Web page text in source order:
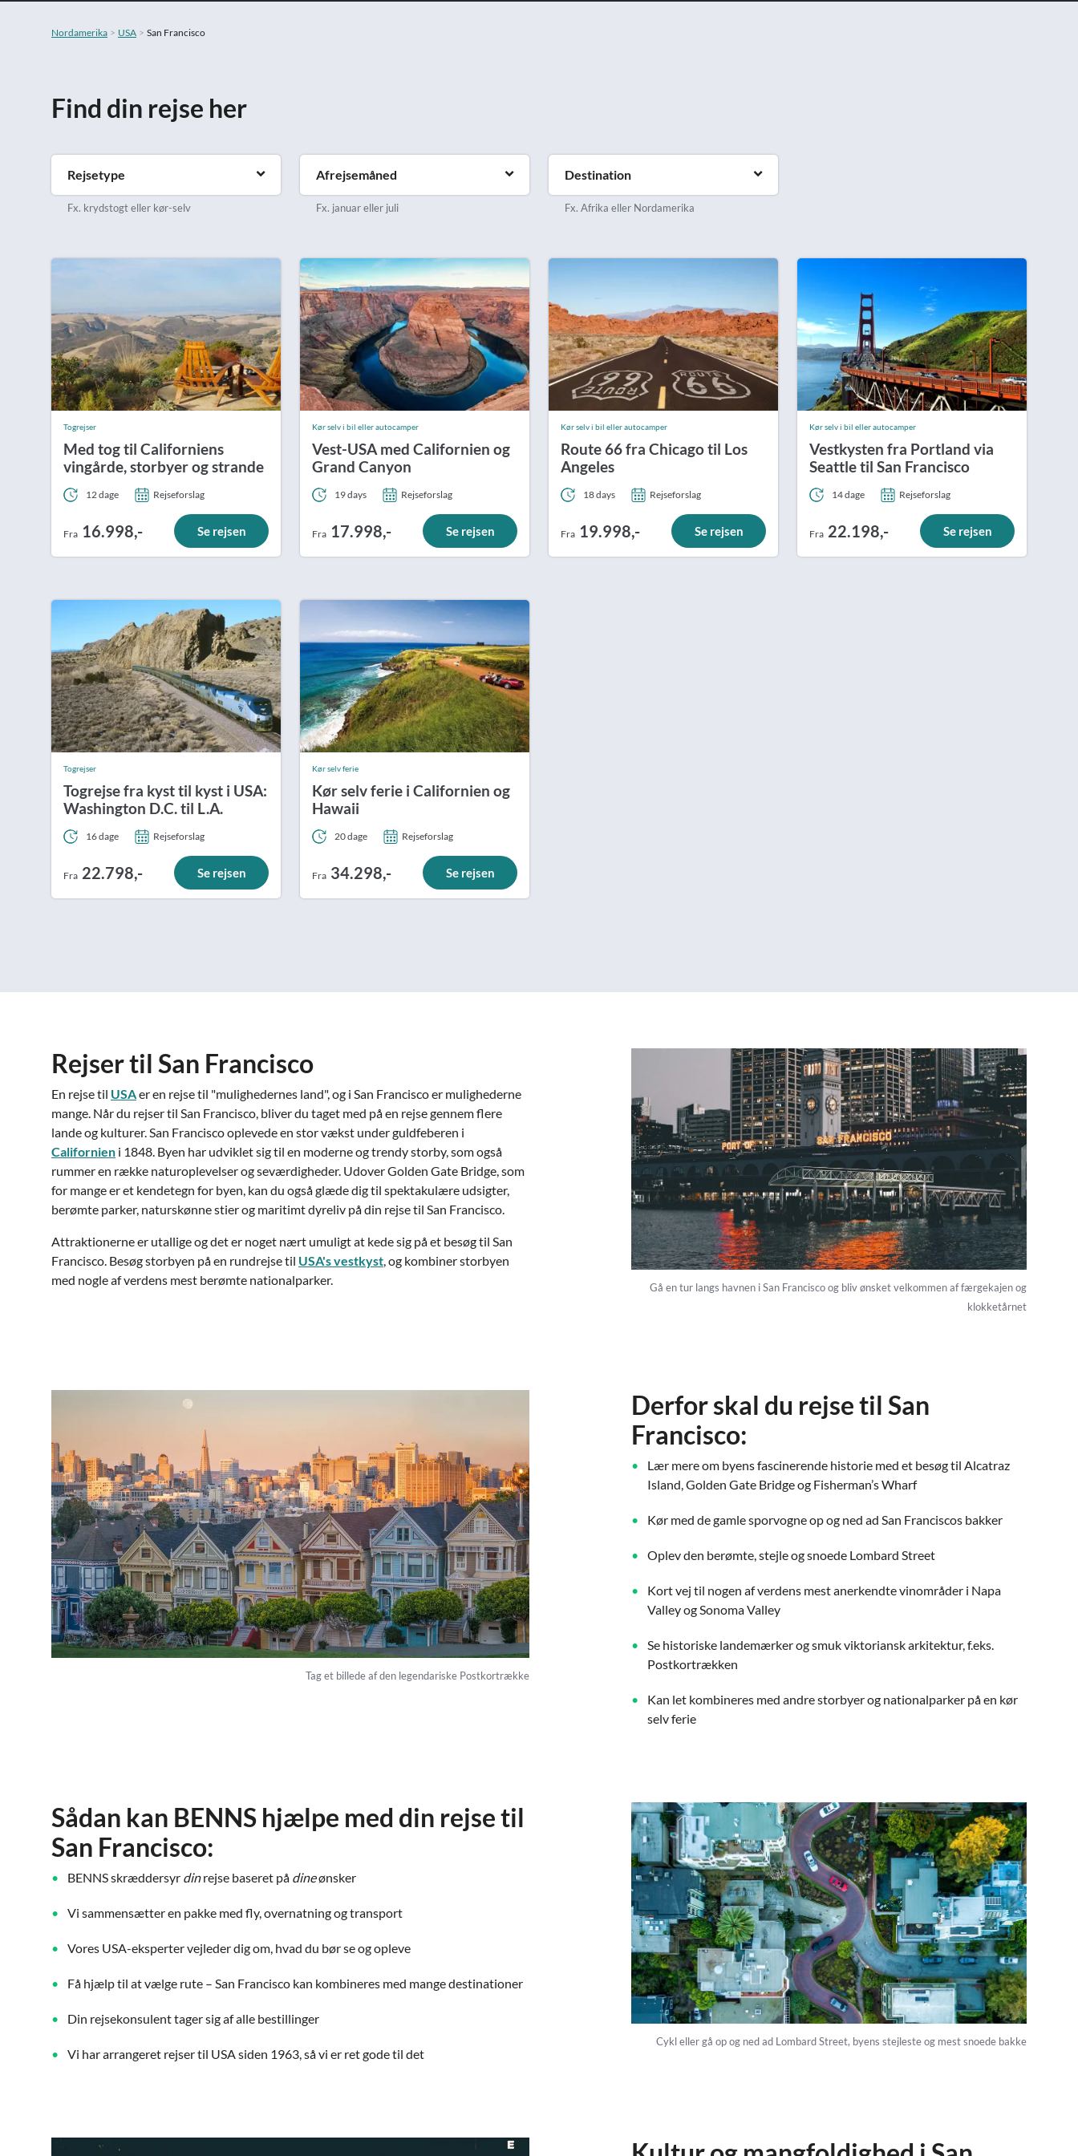
Nordamerika USA San Francisco
Find din rejse her
Rejsetype
Fx. krydstogt eller kør-selv
Afrejsemåned
Fx. januar eller juli
Destination
Fx. Afrika eller Nordamerika
Togrejser
Med tog til Californiens
vingårde, storbyer og strande
12 dage Rejseforslag
Fra 16.998,- Se rejsen
Kør selv i bil eller autocamper
Vest-USA med Californien og
Grand Canyon
19 days Rejseforslag
Fra 17.998,- Se rejsen
Kør selv i bil eller autocamper
Route 66 fra Chicago til Los
Angeles
18 days Rejseforslag
Fra 19.998,- Se rejsen
Kør selv i bil eller autocamper
Vestkysten fra Portland via
Seattle til San Francisco
14 dage Rejseforslag
Fra 22.198,- Se rejsen
Togrejser
Togrejse fra kyst til kyst i USA:
Washington D.C. til L.A.
16 dage Rejseforslag
Fra 22.798,- Se rejsen
Kør selv ferie
Kør selv ferie i Californien og
Hawaii
20 dage Rejseforslag
Fra 34.298,- Se rejsen
Rejser til San Francisco
En rejse til USAer en rejse til "mulighedernes land", og i San Francisco er mulighederne
mange. Når du rejser til San Francisco, bliver du taget med på en rejse gennem flere
lande og kulturer. San Francisco oplevede en stor vækst under guldfeberen i
Californien i 1848. Byen har udviklet sig til en moderne og trendy storby, som også
rummer en række naturoplevelser og seværdigheder. Udover Golden Gate Bridge, som
for mange er et kendetegn for byen, kan du også glæde dig til spektakulære udsigter,
berømte parker, naturskønne stier og maritimt dyreliv på din rejse til San Francisco.
Attraktionerne er utallige og det er noget nært umuligt at kede sig på et besøg til San
Francisco. Besøg storbyen på en rundrejse til USA's vestkyst, og kombiner storbyen
med nogle af verdens mest berømte nationalparker.
Gå en tur langs havnen i San Francisco og bliv ønsket velkommen af færgekajen og
klokketårnet
Tag et billede af den legendariske Postkortrække
Derfor skal du rejse til San
Francisco:
Lær mere om byens fascinerende historie med et besøg til Alcatraz
Island, Golden Gate Bridge og Fisherman’s Wharf
Kør med de gamle sporvogne op og ned ad San Franciscos bakker
Oplev den berømte, stejle og snoede Lombard Street
Kort vej til nogen af verdens mest anerkendte vinområder i Napa
Valley og Sonoma Valley
Se historiske landemærker og smuk viktoriansk arkitektur, f.eks.
Postkortrækken
Kan let kombineres med andre storbyer og nationalparker på en kør
selv ferie
Sådan kan BENNS hjælpe med din rejse til
San Francisco:
BENNS skræddersyr dinrejse baseret på dineønsker
Vi sammensætter en pakke med fly, overnatning og transport
Vores USA-eksperter vejleder dig om, hvad du bør se og opleve
Få hjælp til at vælge rute – San Francisco kan kombineres med mange destinationer
Din rejsekonsulent tager sig af alle bestillinger
Vi har arrangeret rejser til USA siden 1963, så vi er ret gode til det
Cykl eller gå op og ned ad Lombard Street, byens stejleste og mest snoede bakke